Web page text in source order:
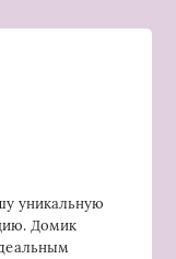
уникальную
Домик